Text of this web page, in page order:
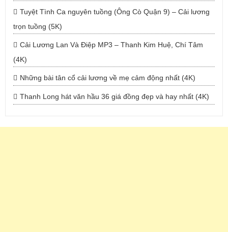
Tuyệt Tình Ca nguyên tuồng (Ông Cò Quận 9) – Cải lương
trọn tuồng (5K)
Cải Lương Lan Và Điệp MP3 – Thanh Kim Huệ, Chí Tâm
(4K)
Những bài tân cổ cải lương về mẹ cảm động nhất (4K)
Thanh Long hát văn hầu 36 giá đồng đẹp và hay nhất (4K)